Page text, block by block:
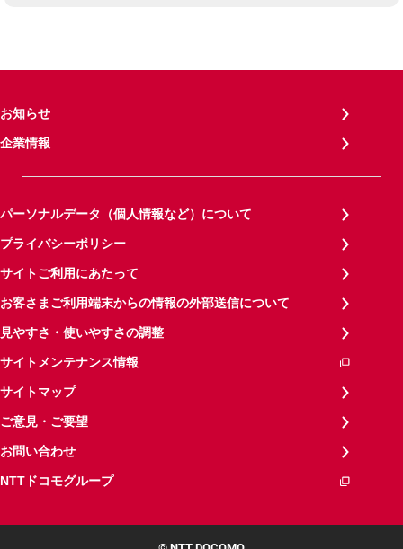
お知らせ
企業情報
パーソナルデータ（個人情報など）について
プライバシーポリシー
サイトご利用にあたって
お客さまご利用端末からの情報の外部送信について
見やすさ・使いやすさの調整
サイトメンテナンス情報
サイトマップ
ご意見・ご要望
お問い合わせ
NTTドコモグループ